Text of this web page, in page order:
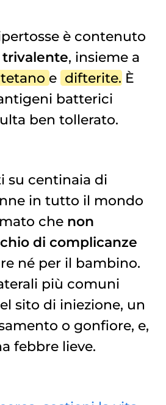
è contenuto
, insieme a
tetano e difterite. È
batterici
ben tollerato.
su centinaia di
in tutto il mondo
che non
di complicanze
né per il bambino.
più comuni
sito di iniezione, un
o gonfiore, e,
febbre lieve.